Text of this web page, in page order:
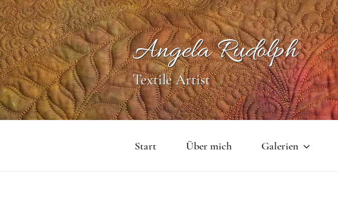
Zum
Inhalt
springen
Angela Rudolph
Textile Artist
Start Über mich Galerien